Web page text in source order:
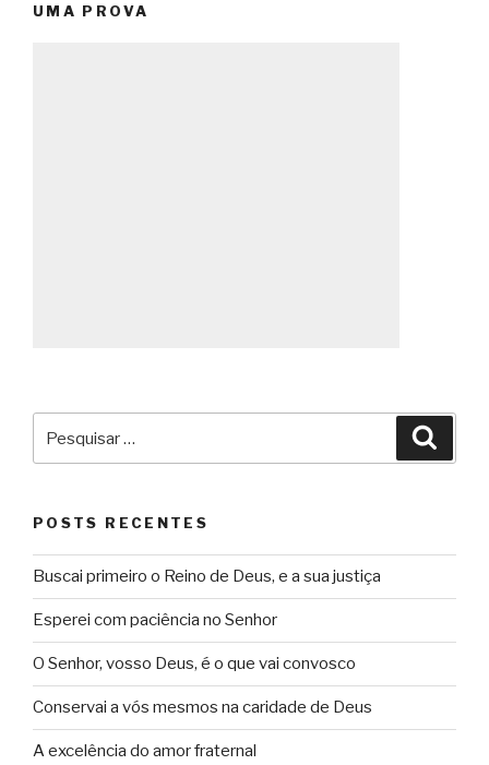
UMA PROVA
por:
POSTS RECENTES
Buscai primeiro o Reino de Deus, e a sua justiça
Esperei com paciência no Senhor
O Senhor, vosso Deus, é o que vai convosco
Conservai a vós mesmos na caridade de Deus
A excelência do amor fraternal